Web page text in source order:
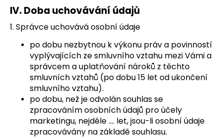
IV.Doba uchovávání údajů
1. Správce uchovává osobní údaje
po dobu nezbytnou k výkonu práv a povinností
vyplývajících ze smluvního vztahu mezi Vámi a
správcem a uplatňování nároků z těchto
smluvních vztahů (po dobu 15 let od ukončení
smluvního vztahu).
po dobu, než je odvolán souhlas se
zpracováním osobních údajů pro účely
marketingu, nejdéle …. let, jsou-li osobní údaje
zpracovávány na základě souhlasu.